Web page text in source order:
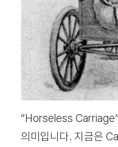
“Horseless
의미입니다. 지금은